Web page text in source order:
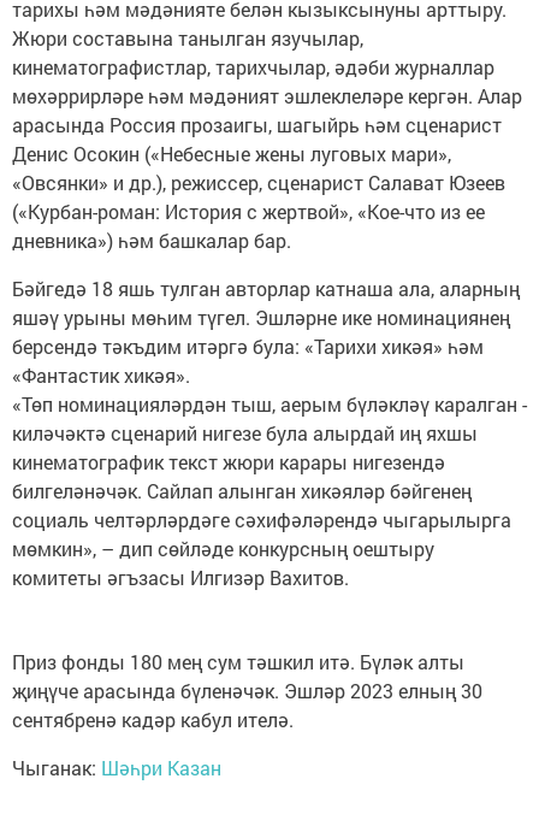
тарихы һәм мәдәнияте белән кызыксынуны арттыру.
Жюри составына танылган язучылар,
кинематографистлар, тарихчылар, әдәби журналлар
мөхәррирләре һәм мәдәният эшлеклеләре кергән. Алар
арасында Россия прозаигы, шагыйрь һәм сценарист
Денис Осокин («Небесные жены луговых мари»,
«Овсянки» и др.), режиссер, сценарист Салават Юзеев
(«Курбан-роман: История с жертвой», «Кое-что из ее
дневника») һәм башкалар бар.
Бәйгедә 18 яшь тулган авторлар катнаша ала, аларның
яшәү урыны мөһим түгел. Эшләрне ике номинациянең
берсендә тәкъдим итәргә була: «Тарихи хикәя» һәм
«Фантастик хикәя».
«Төп номинацияләрдән тыш, аерым бүләкләү каралган -
киләчәктә сценарий нигезе була алырдай иң яхшы
кинематографик текст жюри карары нигезендә
билгеләнәчәк. Сайлап алынган хикәяләр бәйгенең
социаль челтәрләрдәге сәхифәләрендә чыгарылырга
мөмкин», – дип сөйләде конкурсның оештыру
комитеты әгъзасы Илгизәр Вахитов.
Приз фонды 180 мең сум тәшкил итә. Бүләк алты
җиңүче арасында бүленәчәк. Эшләр 2023 елның 30
сентябренә кадәр кабул ителә.
Чыганак: Шәһри Казан